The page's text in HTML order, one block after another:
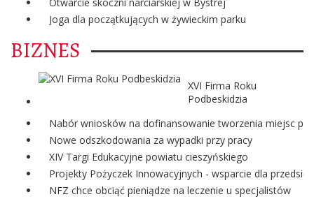
Joga dla początkujących w żywieckim parku
BIZNES
XVI Firma Roku
Podbeskidzia
Nabór wniosków na dofinansowanie tworzenia miejsc
Nowe odszkodowania za wypadki przy pracy
XIV Targi Edukacyjne powiatu cieszyńskiego
Projekty Pożyczek Innowacyjnych - wsparcie dla
NFZ chce obciąć pieniądze na leczenie u specjalistów